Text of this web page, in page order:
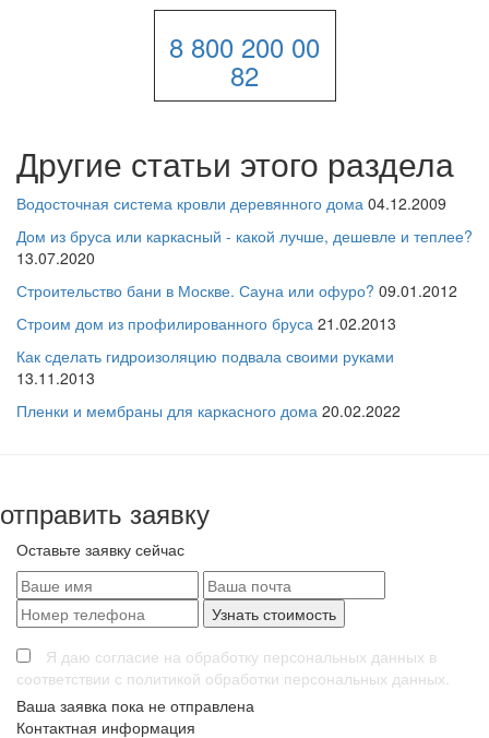
8 800 200 00
82
Другие статьи этого раздела
Водосточная система кровли деревянного дома 04.12.2009
Дом из бруса или каркасный - какой лучше, дешевле и теплее?
13.07.2020
Строительство бани в Москве. Сауна или офуро? 09.01.2012
Строим дом из профилированного бруса 21.02.2013
Как сделать гидроизоляцию подвала своими руками
13.11.2013
Пленки и мембраны для каркасного дома 20.02.2022
отправить заявку
Оставьте заявку сейчас
Я даю согласие на обработку персональных данных в
соответствии с политикой обработки персональных данных.
Ваша заявка пока не отправлена
Контактная информация